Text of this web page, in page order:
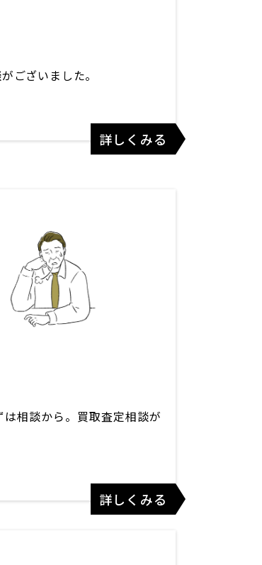
ございました。
詳しくみる
相談から。買取査定相談が
詳しくみる